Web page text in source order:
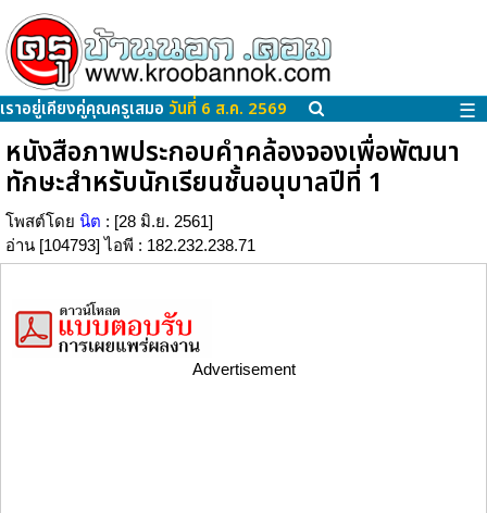
เราอยู่เคียงคู่คุณครูเสมอ วันที่ 6 ส.ค. 2569 ☰
หนังสือภาพประกอบคำคล้องจองเพื่อพัฒนา
ทักษะสำหรับนักเรียนชั้นอนุบาลปีที่ 1
โพสต์โดย นิต : [28 มิ.ย. 2561]
อ่าน [104793] ไอพี : 182.232.238.71
Advertisement